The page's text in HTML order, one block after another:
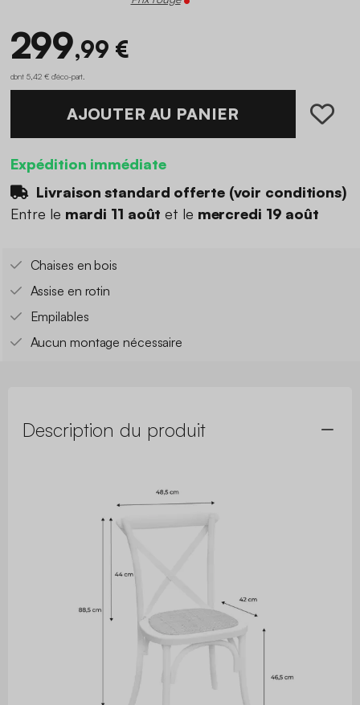
299,99 €
dont 5,42 € d'éco-part
AJOUTER AU PANIER
Expédition immédiate
Livraison standard offerte (voir conditions)
Entre le mardi 11 août et le mercredi 19 août
Chaises en bois
Assise en rotin
Empilables
Aucun montage nécessaire
Description du produit